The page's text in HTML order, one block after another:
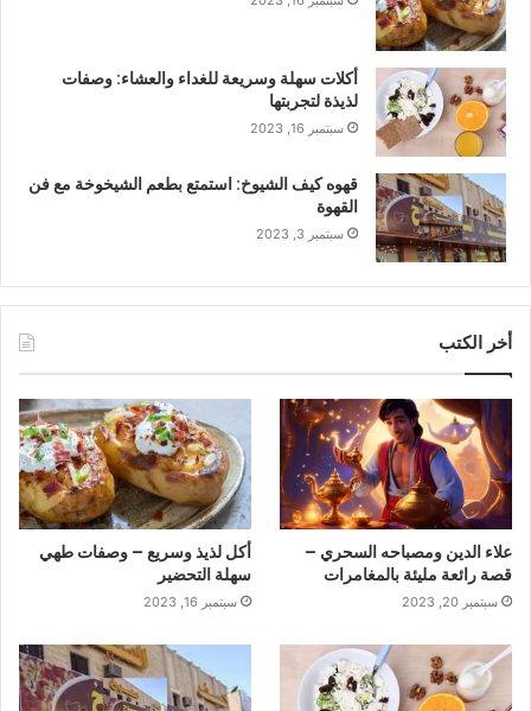
أكلات سهلة وسريعة للغداء والعشاء: وصفات
لذيذة لتجربتها
سبتمبر 16, 2023
قهوه كيف الشيوخ: استمتع بطعم الشيخوخة مع فن
القهوة
سبتمبر 3, 2023
أخر الكتب
علاء الدين ومصباحه السحري –
قصة رائعة مليئة بالمغامرات
سبتمبر 20, 2023
أكل لذيذ وسريع – وصفات طهي
سهلة التحضير
سبتمبر 16, 2023